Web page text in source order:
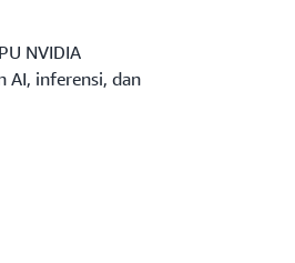
NVIDIA
AI, inferensi, dan